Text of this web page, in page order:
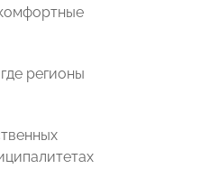
регионы